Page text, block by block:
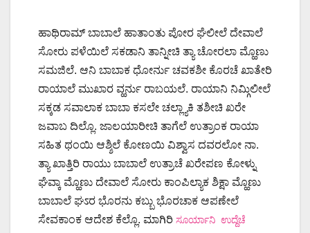
ಹಾಥಿರಾಮ್ ಬಾಬಾಲೆ ಹಾತಾಂತು ಪೋರ ಘೆಲೀಲೆ ದೇವಾಲೆ
ಸೋರು ಪಳೆಯಿಲೆ ಸಕಡಾನಿ ತಾನ್ನೀಚಿ ತ್ಯಾ ಚೋರಲಾ ಮ್ಹೊಣು
ಸಮಜಿಲೆ. ಆನಿ ಬಾಬಾಕ ಧೋರ್ನು ಚವಕಶೀ ಕೊರಚೆ ಖಾತೇರಿ
ರಾಯಾಲೆ ಮುಖಾರ ವ್ಹರ್ನು ರಾಬಯಲೆ. ರಾಯಾನಿ ನಿಮ್ಗಿಲೀಲೆ
ಸಕ್ಕಡ ಸವಾಲಾಕ ಬಾಬಾ ಕಸಲೇ ಚಲ್ಲ್ಯಾಕಿ ತಶೀಚಿ ಖರೇ
ಜವಾಬ ದಿಲ್ಲೊ. ಜಾಲಯಾರೀಚಿ ತಾಗೆಲೆ ಉತ್ರಾಂಕ ರಾಯಾ
ಸಹಿತ ಥಂಯಿ ಆಶ್ಶಿಲೆ ಕೋಣಯಿ ವಿಶ್ವಾಸ ದವರಲೋ ನಾ.
ತ್ಯಾ ಖಾತ್ತಿರಿ ರಾಯು ಬಾಬಾಲೆ ಉತ್ರಾಚೆ ಖರೇಪಣ ಕೋಳ್ನು
ಘೆವ್ಕಾ ಮ್ಹೊಣು ದೇವಾಲೆ ಸೋರು ಕಾಂಪಿಲ್ಯಾಕ ಶಿಕ್ಷಾ ಮ್ಹೊಣು
ಬಾಬಾಲೆ ಘಽರ ಭೊರನು ಕಬ್ಬು ಭೊರಚಾಕ ಆಪಣೇಲೆ
ಸೇವಕಾಂಕ ಆದೇಶ ಕೆಲ್ಲೊ. ಮಾಗಿರಿ ಸೂರ್ಯಾನಿ ಉದ್ದೆಚೆ